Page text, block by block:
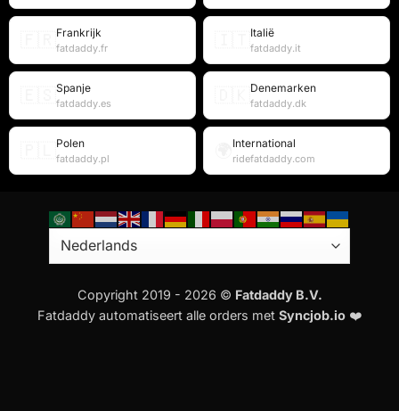
Frankrijk
fatdaddy.fr
Italië
fatdaddy.it
Spanje
fatdaddy.es
Denemarken
fatdaddy.dk
Polen
fatdaddy.pl
International
ridefatdaddy.com
Copyright 2019 - 2026 © Fatdaddy B.V.
Fatdaddy automatiseert alle orders met Syncjob.io ❤️